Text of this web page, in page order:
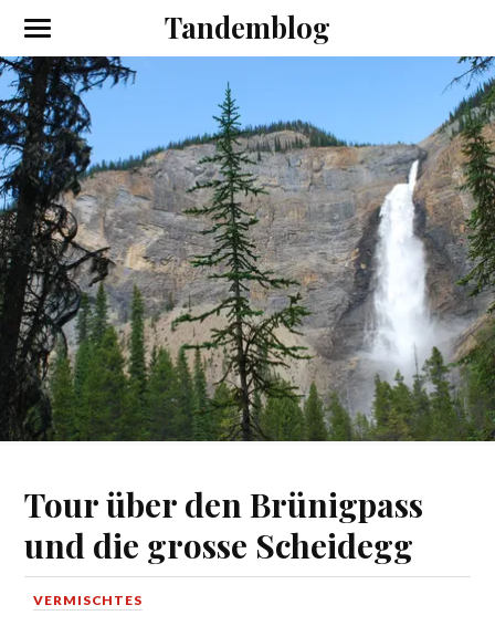
Tandemblog
Tour über den Brünigpass
und die grosse Scheidegg
VERMISCHTES